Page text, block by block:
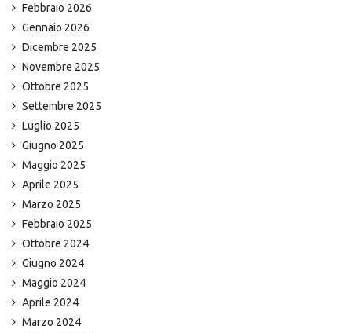
Febbraio 2026
Gennaio 2026
Dicembre 2025
Novembre 2025
Ottobre 2025
Settembre 2025
Luglio 2025
Giugno 2025
Maggio 2025
Aprile 2025
Marzo 2025
Febbraio 2025
Ottobre 2024
Giugno 2024
Maggio 2024
Aprile 2024
Marzo 2024